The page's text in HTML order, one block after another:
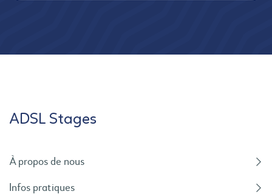
ADSL Stages
À propos de nous
Infos pratiques